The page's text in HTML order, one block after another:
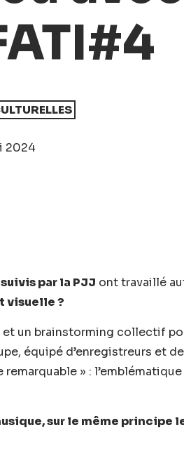
2024
par la PJJ ont travaillé
visuelle ?
un brainstorming collectif
équipé d’enregistreurs et
» : l’emblématique
sur le même principe